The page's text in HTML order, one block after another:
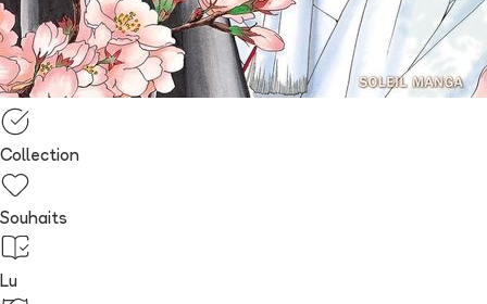
Collection
Souhaits
Lu